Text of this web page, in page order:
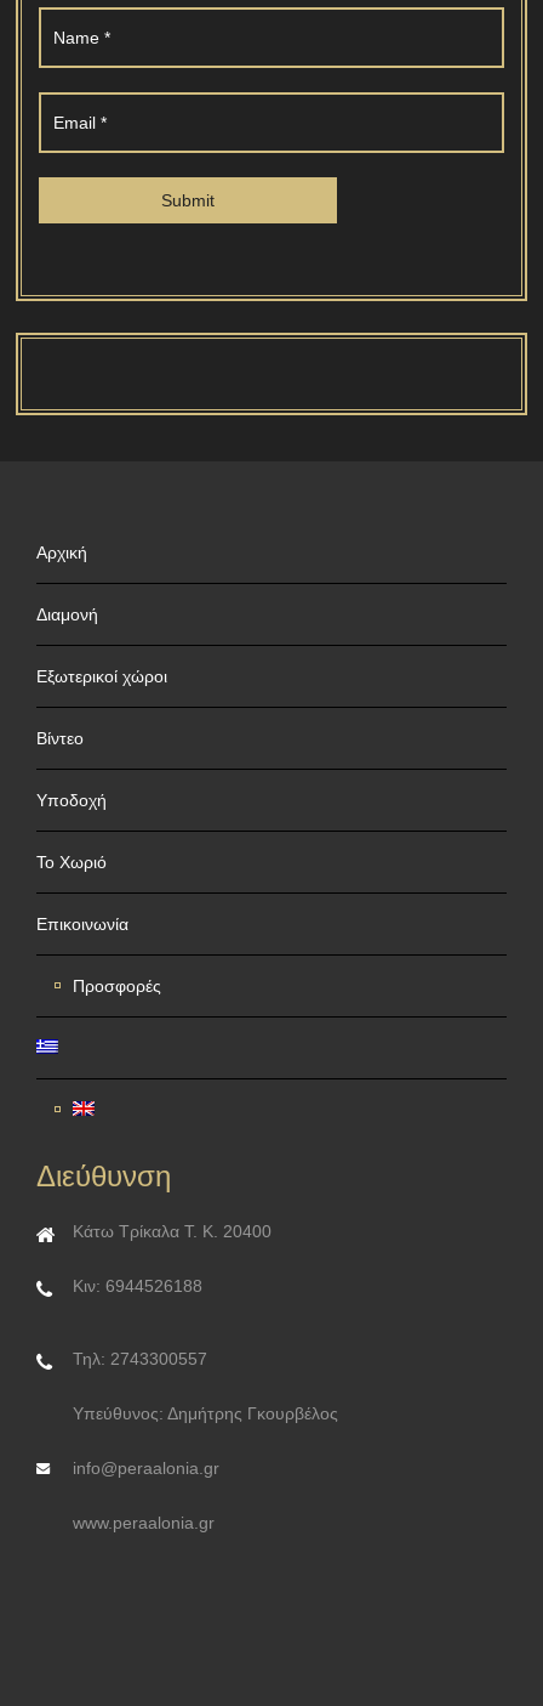
Αρχική
Διαμονή
Εξωτερικοί χώροι
Βίντεο
Υποδοχή
Το Χωριό
Επικοινωνία
Προσφορές
Διεύθυνση
Κάτω Τρίκαλα Τ. Κ. 20400
Κιν: 6944526188
Τηλ: 2743300557
Υπεύθυνος: Δημήτρης Γκουρβέλος
info@peraalonia.gr
www.peraalonia.gr